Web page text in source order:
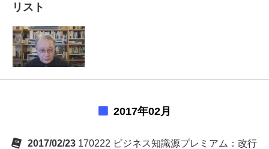
リスト
2017年02月
2017/02/23 170222 ビジネス知識源プレミアム：改行